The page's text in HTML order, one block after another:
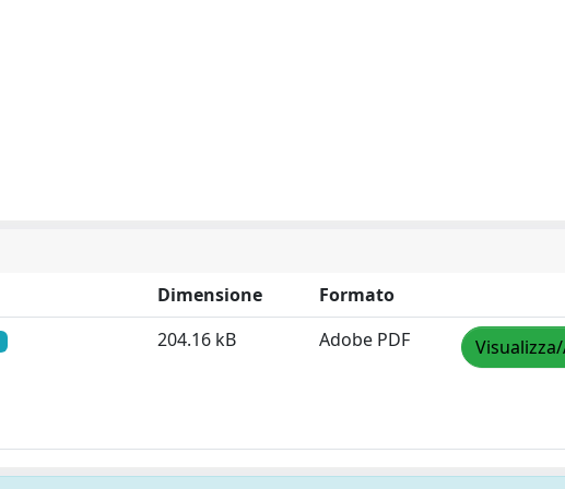
Dimensione
Formato
204.16 kB Adobe PDF